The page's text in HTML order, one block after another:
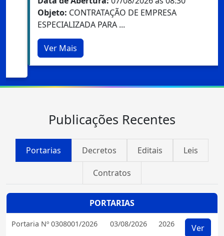
Objeto:CONTRATAÇÃO DE EMPRESA
ESPECIALIZADA PARA ...
Ver Mais
Portarias Decretos Editais Leis
Contratos
PORTARIAS
Portaria Nº 0308001/2026 03/08/2026 2026 Ver